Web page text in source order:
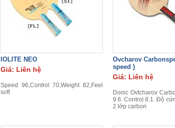
IOLITE NEO
Giá: Liên hệ
Speed 96,Control 70,Weight 82,Feel
soft
Ovcharov
speed )
Giá: Liên hệ
Donic Ovtcharov
9.6. Control 8.1. Độ
2 lớp carbon